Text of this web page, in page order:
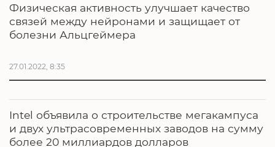
Физическая активность улучшает качество
связей между нейронами и защищает от
болезни Альцгеймера
27.01.2022, 8:35
Intel объявила о строительстве мегакампуса
и двух ультрасовременных заводов на сумму
более 20 миллиардов долларов